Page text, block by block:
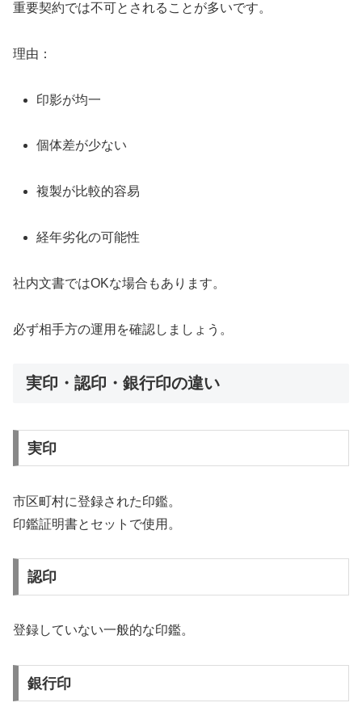
重要契約では不可とされることが多いです。
理由：
印影が均一
個体差が少ない
複製が比較的容易
経年劣化の可能性
社内文書ではOKな場合もあります。
必ず相手方の運用を確認しましょう。
実印・認印・銀行印の違い
実印
市区町村に登録された印鑑。
印鑑証明書とセットで使用。
認印
登録していない一般的な印鑑。
銀行印